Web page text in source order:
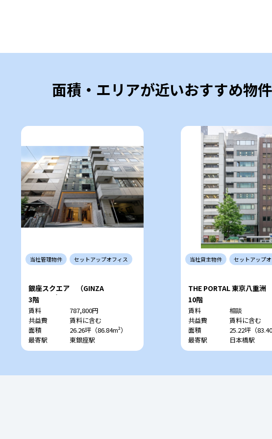
面積・エリアが近いおすすめ物件
当社管理物件 セットアップオフィス
銀座スクエア （GINZA
SQUARE）
3階
賃料
787,800円
共益費
賃料に含む
面積
26.26坪（86.84m²）
最寄駅
東銀座駅
当社貸主物件 セットアップ
THE PORTAL 東京八重洲
10階
賃料
相談
共益費
賃料に含む
面積
25.22坪（
最寄駅
日本橋駅